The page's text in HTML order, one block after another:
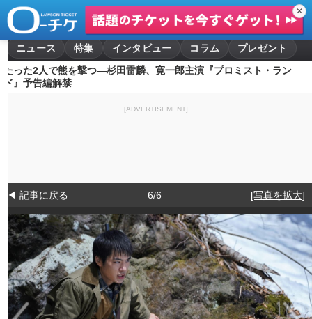
✕
ニュース 特集 インタビュー コラム
プレゼント
たった2人で熊を撃つ―杉田雷麟、寛一郎主演『プロミスト・ラン
ド』予告編解禁
[ADVERTISEMENT]
◀ 記事に戻る 6/6 [写真を拡大]